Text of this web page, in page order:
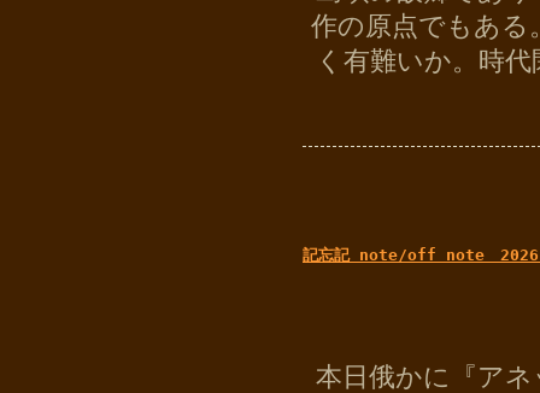
作の原点でもあ
く有難いか。時
記忘記 note/off note
本日俄かに『ア